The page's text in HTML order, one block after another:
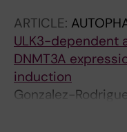
Gaetani M;
ARTICLE:
ULK3-dependent
DNMT3A
induction
Gonzalez-